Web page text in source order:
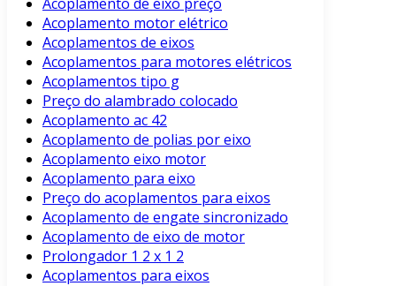
Acoplamento motor elétrico
Acoplamentos de eixos
Acoplamentos para motores elétricos
Acoplamentos tipo g
Preço do alambrado colocado
Acoplamento ac 42
Acoplamento de polias por eixo
Acoplamento eixo motor
Acoplamento para eixo
Preço do acoplamentos para eixos
Acoplamento de engate sincronizado
Acoplamento de eixo de motor
Prolongador 1 2 x 1 2
Acoplamentos para eixos